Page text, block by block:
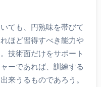
ても、円熟味を帯びて
ほど習得すべき能力や
技術面だけをサポート
ーであれば、訓練する
来うるものであろう。